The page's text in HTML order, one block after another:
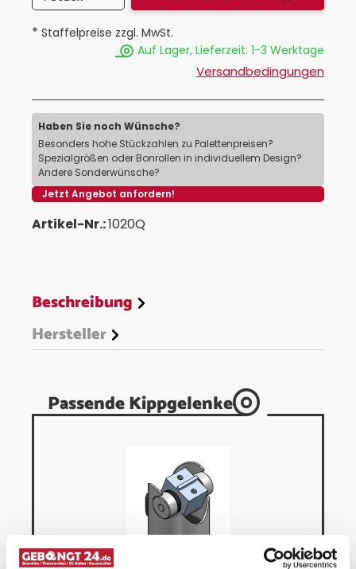
* Staffelpreise zzgl. MwSt.
Auf Lager, Lieferzeit: 1-3 Werktage
Versandbedingungen
Haben Sie noch Wünsche?
Besonders hohe Stückzahlen zu Palettenpreisen?
Spezialgrößen oder Bonrollen in individuellem Design?
Andere Sonderwünsche?
Jetzt Angebot anfordern!
Artikel-Nr.:1020Q
Beschreibung
Hersteller
Passende Kippgelenke